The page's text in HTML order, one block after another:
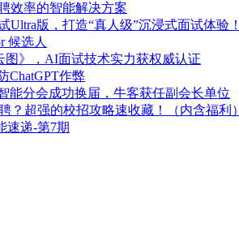
效率的智能解决方案
版，打造“真人级”沉浸式面试体验！
候选人
图》，AI面试技术实力获权威认证
ChatGPT作弊
能分会成功换届，牛客获任副会长单位
？超强的校招攻略速收藏！（内含福利）
速递-第7期